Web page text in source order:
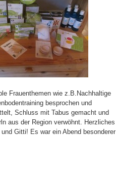
Frauenthemen wie z.B.Nachhaltige
besprochen und
Schluss mit Tabus gemacht und
aus der Region verwöhnt. Herzliches
Gitti! Es war ein Abend besonderer